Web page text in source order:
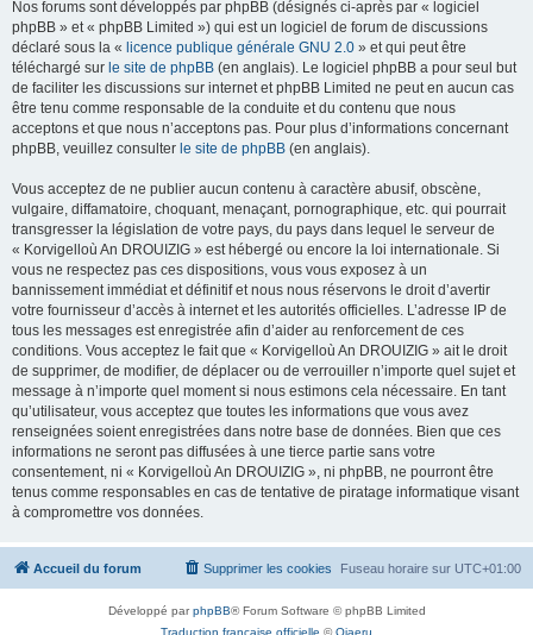
Nos forums sont développés par phpBB (désignés ci-après par « logiciel
phpBB » et « phpBB Limited ») qui est un logiciel de forum de discussions
déclaré sous la « licence publique générale GNU 2.0 » et qui peut être
téléchargé sur le site de phpBB (en anglais). Le logiciel phpBB a pour seul but
de faciliter les discussions sur internet et phpBB Limited ne peut en aucun cas
être tenu comme responsable de la conduite et du contenu que nous
acceptons et que nous n’acceptons pas. Pour plus d’informations concernant
phpBB, veuillez consulter le site de phpBB (en anglais).
Vous acceptez de ne publier aucun contenu à caractère abusif, obscène,
vulgaire, diffamatoire, choquant, menaçant, pornographique, etc. qui pourrait
transgresser la législation de votre pays, du pays dans lequel le serveur de
« Korvigelloù An DROUIZIG » est hébergé ou encore la loi internationale. Si
vous ne respectez pas ces dispositions, vous vous exposez à un
bannissement immédiat et définitif et nous nous réservons le droit d’avertir
votre fournisseur d’accès à internet et les autorités officielles. L’adresse IP de
tous les messages est enregistrée afin d’aider au renforcement de ces
conditions. Vous acceptez le fait que « Korvigelloù An DROUIZIG » ait le droit
de supprimer, de modifier, de déplacer ou de verrouiller n’importe quel sujet et
message à n’importe quel moment si nous estimons cela nécessaire. En tant
qu’utilisateur, vous acceptez que toutes les informations que vous avez
renseignées soient enregistrées dans notre base de données. Bien que ces
informations ne seront pas diffusées à une tierce partie sans votre
consentement, ni « Korvigelloù An DROUIZIG », ni phpBB, ne pourront être
tenus comme responsables en cas de tentative de piratage informatique visant
à compromettre vos données.
Accueil du forum Fuseau horaire sur UTC+01:00
Supprimer les cookies
Développé parphpBB® Forum Software © phpBB Limited
Traduction française officielle ©Qiaeru